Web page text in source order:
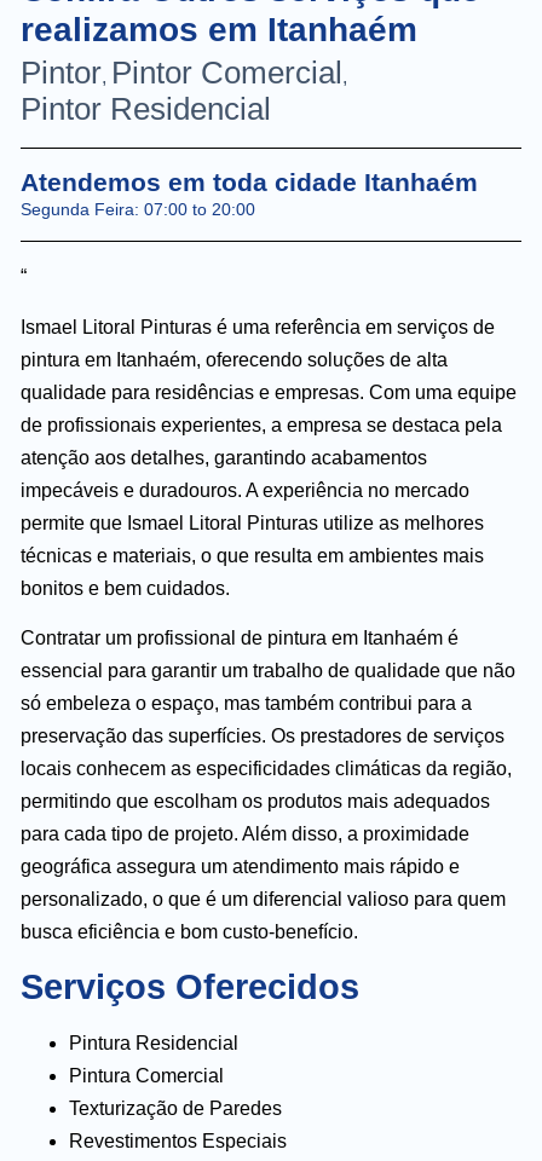
realizamos em Itanhaém
Pintor, Pintor Comercial,
Pintor Residencial
Atendemos em toda cidade Itanhaém
Segunda Feira: 07:00 to 20:00
“
Ismael Litoral Pinturas é uma referência em serviços de
pintura em Itanhaém, oferecendo soluções de alta
qualidade para residências e empresas. Com uma equipe
de profissionais experientes, a empresa se destaca pela
atenção aos detalhes, garantindo acabamentos
impecáveis e duradouros. A experiência no mercado
permite que Ismael Litoral Pinturas utilize as melhores
técnicas e materiais, o que resulta em ambientes mais
bonitos e bem cuidados.
Contratar um profissional de pintura em Itanhaém é
essencial para garantir um trabalho de qualidade que não
só embeleza o espaço, mas também contribui para a
preservação das superfícies. Os prestadores de serviços
locais conhecem as especificidades climáticas da região,
permitindo que escolham os produtos mais adequados
para cada tipo de projeto. Além disso, a proximidade
geográfica assegura um atendimento mais rápido e
personalizado, o que é um diferencial valioso para quem
busca eficiência e bom custo-benefício.
Serviços Oferecidos
Pintura Residencial
Pintura Comercial
Texturização de Paredes
Revestimentos Especiais